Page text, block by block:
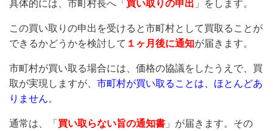
具体的には、市町村長へ「 買い取りの申出 」をします。
この買い取りの申出を受けると市町村として買取ることが
できるかどうかを検討して １ヶ月後に通知が届きます。
市町村が買い取る場合には、価格の協議をしたうえで、買
取が実現しますが、 市町村が買い取ることは、ほとんどあ
りません。
通常は、「 買い取らない旨の通知書 」が届きます。その